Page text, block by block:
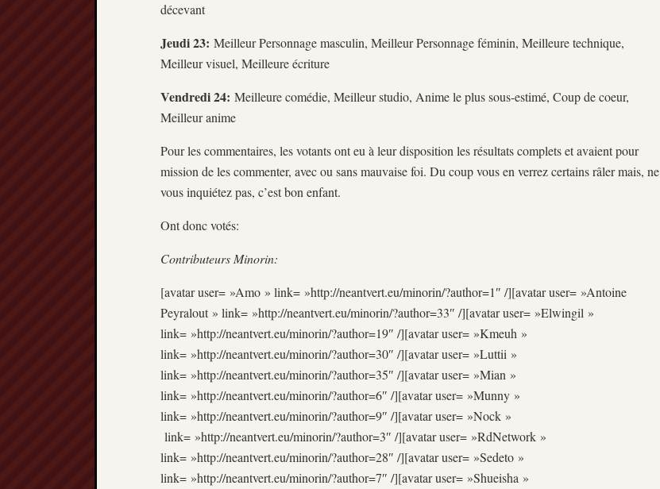
décevant
Jeudi 23: Meilleur Personnage masculin, Meilleur Personnage féminin, Meilleure technique,
Meilleur visuel, Meilleure écriture
Vendredi 24: Meilleure comédie, Meilleur studio, Anime le plus sous-estimé, Coup de coeur,
Meilleur anime
Pour les commentaires, les votants ont eu à leur disposition les résultats complets et avaient pour
mission de les commenter, avec ou sans mauvaise foi. Du coup vous en verrez certains râler mais, ne
vous inquiétez pas, c’est bon enfant.
Ont donc votés:
Contributeurs Minorin:
[avatar user= »Amo » link= »http://neantvert.eu/minorin/?author=1″ /][avatar user= »Antoine
Peyralout » link= »http://neantvert.eu/minorin/?author=33″ /][avatar user= »Elwingil »
link= »http://neantvert.eu/minorin/?author=19″ /][avatar user= »Kmeuh »
link= »http://neantvert.eu/minorin/?author=30″ /][avatar user= »Luttii »
link= »http://neantvert.eu/minorin/?author=35″ /][avatar user= »Mian »
link= »http://neantvert.eu/minorin/?author=6″ /][avatar user= »Munny »
link= »http://neantvert.eu/minorin/?author=9″ /][avatar user= »Nock »
link= »http://neantvert.eu/minorin/?author=3″ /][avatar user= »RdNetwork »
link= »http://neantvert.eu/minorin/?author=28″ /][avatar user= »Sedeto »
link= »http://neantvert.eu/minorin/?author=7″ /][avatar user= »Shueisha »